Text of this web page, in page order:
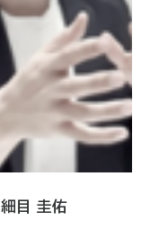
細目 圭佑